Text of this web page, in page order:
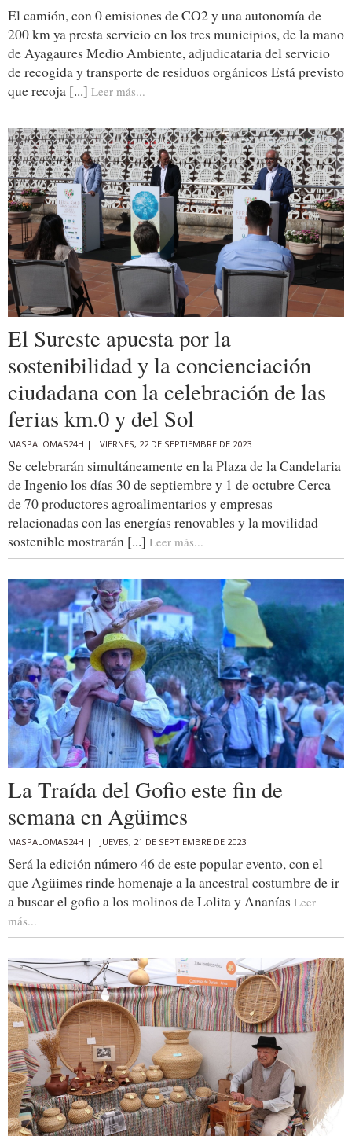
El camión, con 0 emisiones de CO2 y una autonomía de
200 km ya presta servicio en los tres municipios, de la mano
de Ayagaures Medio Ambiente, adjudicataria del servicio
de recogida y transporte de residuos orgánicos Está previsto
que recoja [...] Leer más...
El Sureste apuesta por la
sostenibilidad y la concienciación
ciudadana con la celebración de las
ferias km.0 y del Sol
MASPALOMAS24H | VIERNES, 22 DE SEPTIEMBRE DE 2023
Se celebrarán simultáneamente en la Plaza de la Candelaria
de Ingenio los días 30 de septiembre y 1 de octubre Cerca
de 70 productores agroalimentarios y empresas
relacionadas con las energías renovables y la movilidad
sostenible mostrarán [...] Leer más...
La Traída del Gofio este fin de
semana en Agüimes
MASPALOMAS24H | JUEVES, 21 DE SEPTIEMBRE DE 2023
Será la edición número 46 de este popular evento, con el
que Agüimes rinde homenaje a la ancestral costumbre de ir
a buscar el gofio a los molinos de Lolita y Ananías Leer
más...